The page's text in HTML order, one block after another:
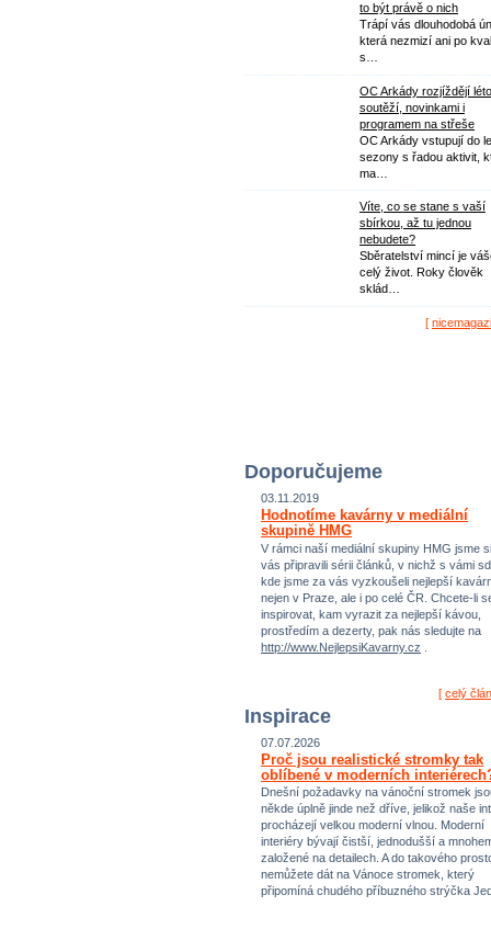
to být právě o nich
Trápí vás dlouhodobá
která nezmizí ani po
s…
OC Arkády rozjíždějí léto
soutěží, novinkami i
programem na střeše
OC Arkády vstupují do
sezony s řadou aktivit,
ma…
Víte, co se stane s vaší
sbírkou, až tu jednou
nebudete?
Sběratelství mincí je
celý život. Roky člověk
sklád…
[
Doporučujeme
03.11.2019
Hodnotíme kavárny v mediální
skupině HMG
V rámci naší mediální skupiny HMG jsme
vás připravili sérii článků, v nichž s vámi
kde jsme za vás vyzkoušeli nejlepší
nejen v Praze, ale i po celé ČR. Chcete-li
inspirovat, kam vyrazit za nejlepší kávou,
prostředím a dezerty, pak nás sledujte na
http://www.NejlepsiKavarny.cz
[ celý
Inspirace
07.07.2026
Proč jsou realistické stromky tak
oblíbené v moderních
Dnešní požadavky na vánoční stromek
někde úplně jinde než dříve, jelikož naše
procházejí velkou moderní vlnou. Moderní
interiéry bývají čistší, jednodušší a
založené na detailech. A do takového
nemůžete dát na Vánoce stromek, který
připomíná chudého příbuzného strýčka